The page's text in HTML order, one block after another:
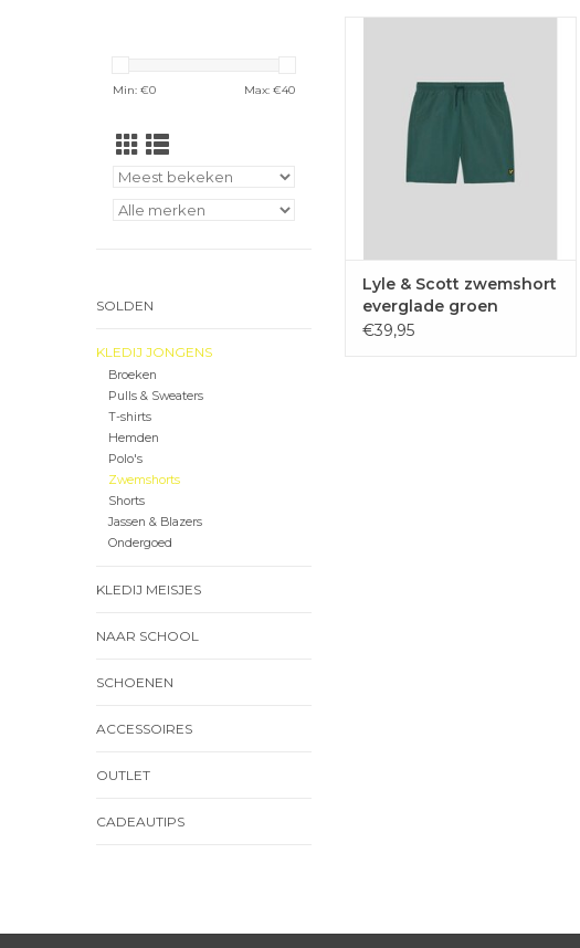
Min: €0 Max: €40
SOLDEN
KLEDIJ JONGENS
Broeken
Pulls & Sweaters
T-shirts
Hemden
Polo's
Zwemshorts
Shorts
Jassen & Blazers
Ondergoed
KLEDIJ MEISJES
NAAR SCHOOL
SCHOENEN
ACCESSOIRES
OUTLET
CADEAUTIPS
voor optimaal comfort.
TOEVOEGEN AAN
WINKELWAGEN
Lyle & Scott zwemshort
everglade groen
€39,95